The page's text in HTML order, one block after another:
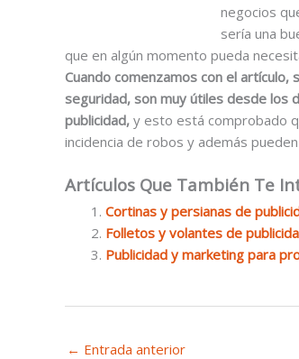
negocios
sería una
que en algún momento pueda
Cuando comenzamos con el
seguridad, son muy útiles desde los
publicidad, y esto está comprobado
incidencia de robos y además
Artículos Que También Te
Cortinas y persianas de
Folletos y volantes de
Publicidad y marketing para
← Entrada anterior